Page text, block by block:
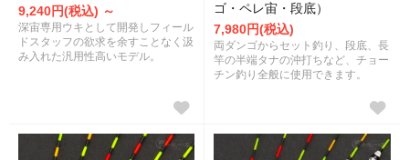
9,240円(税込) ～
深宙専用ウキとして開発しフィール
ドスタッフの欲求を余すことなく汲
み入れた汎用性高いモデル。
ゴ・ペレ宙・段底）
7,980円(税込)
両ダンゴからセット釣り、段底、長
竿の半端タナの沖打ちなど、チョー
チン釣り全般に使用できます。